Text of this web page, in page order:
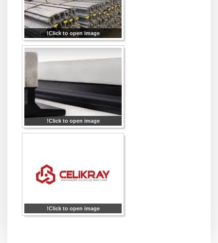
Click to open image!
Click to open image!
Click to open image!